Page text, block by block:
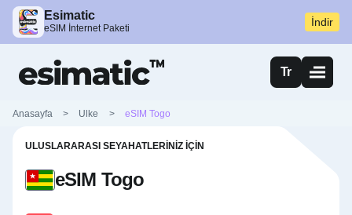
Esimatic
eSIM İnternet Paketi İndir
Tr
Anasayfa > Ulke > eSIM Togo
ULUSLARARASI SEYAHATLERINIZ İÇIN
eSIM Togo